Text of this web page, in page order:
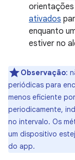
orientações
ativados
enquanto
estiver no
Observação:
periódicas para
menos eficiente
periodicamente,
no intervalo. Os
um dispositivo
do app.